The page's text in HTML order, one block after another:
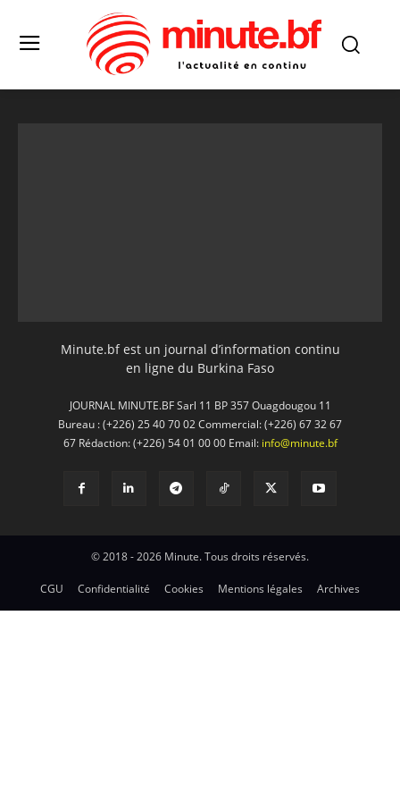
Minute.bf est un journal d’information continu
en ligne du Burkina Faso
JOURNAL MINUTE.BF Sarl 11 BP 357 Ouagdougou 11
Bureau : (+226) 25 40 70 02 Commercial: (+226) 67 32 67
67 Rédaction: (+226) 54 01 00 00 Email: info@minute.bf
© 2018 - 2026 Minute. Tous droits réservés.
CGU Confidentialité Cookies Mentions légales Archives